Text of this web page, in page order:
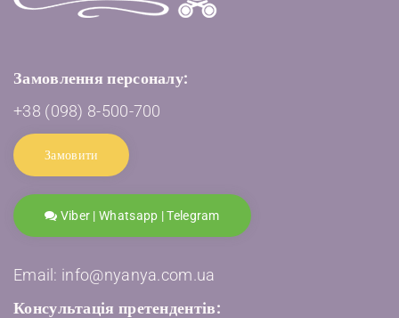
Замовлення персоналу:
+38 (098) 8-500-700
Замовити
Viber | Whatsapp | Telegram
Email: info@nyanya.com.ua
Консультація претендентів: